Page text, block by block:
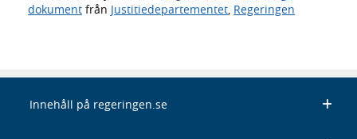
dokument från Justitiedepartementet Regeringen
Innehåll på regeringen.se